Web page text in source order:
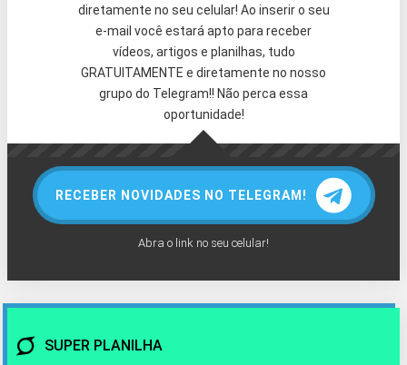
diretamente no seu celular! Ao inserir o seu
e-mail você estará apto para receber
vídeos, artigos e planilhas, tudo
GRATUITAMENTE e diretamente no nosso
grupo do Telegram!! Não perca essa
oportunidade!
RECEBER NOVIDADES NO TELEGRAM!
Abra o link no seu celular!
SUPER PLANILHA